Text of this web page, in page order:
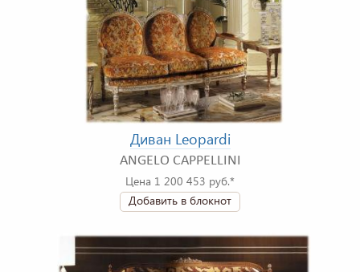
Диван Leopardi
ANGELO CAPPELLINI
Цена 1 200 453 руб.*
Добавить в блокнот